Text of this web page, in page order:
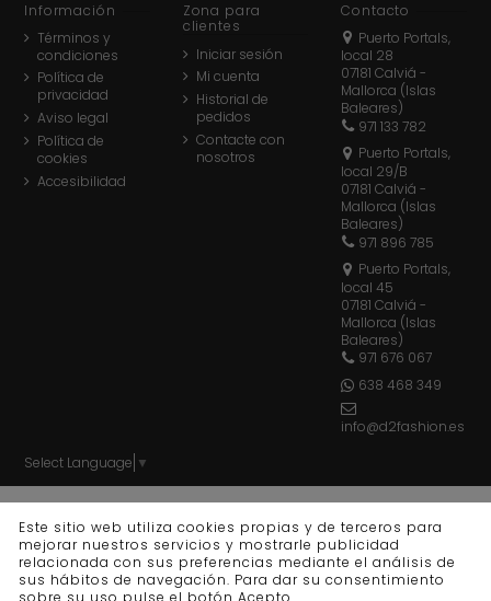
Información
Términos y
condiciones
Política de
privacidad
Aviso legal
Política de
cookies
Accesibilidad
Zona para
clientes
Iniciar sesión
Mi cuenta
Historial de
pedidos
Contacte con
nosotros
Contacto
Puerto Portals,
local 28
07181 Calviá -
Mallorca (Islas
Baleares)
971 133 782
Puerto Portals,
local 29/B
07181 Calviá -
Mallorca (Islas
Baleares)
971 896 785
Puerto Portals,
local 45
07181 Calviá -
Mallorca (Islas
Baleares)
971 676 067
638 468 349
info@d2fashion.es
Select Language ▼
Este sitio web utiliza cookies propias y de terceros para
mejorar nuestros servicios y mostrarle publicidad
relacionada con sus preferencias mediante el análisis de
sus hábitos de navegación. Para dar su consentimiento
sobre su uso pulse el botón Acepto.
bybytefactory